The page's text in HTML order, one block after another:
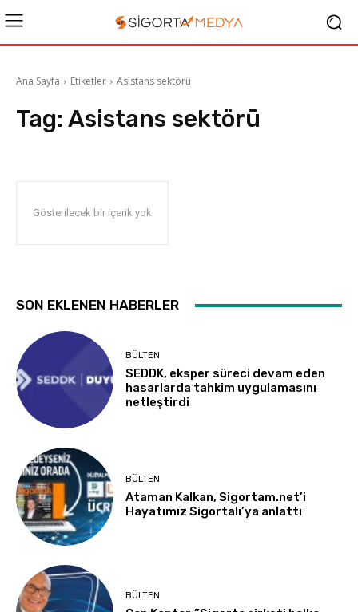
Ana Sayfa Etiketler Asistans sektörü
Tag: Asistans sektörü
Gösterilecek bir içerik yok
SON EKLENEN HABERLER
BÜLTEN
SEDDK, eksper süreci devam eden
hasarlarda tahkim uygulamasını
netleştirdi
BÜLTEN
Ataman Kalkan, Sigortam.net’i
Hayatımız Sigortalı’ya anlattı
BÜLTEN